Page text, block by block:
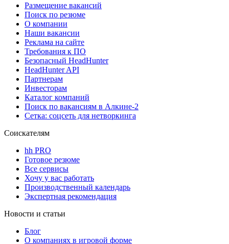
Размещение вакансий
Поиск по резюме
О компании
Наши вакансии
Реклама на сайте
Требования к ПО
Безопасный HeadHunter
HeadHunter API
Партнерам
Инвесторам
Каталог компаний
Поиск по вакансиям в Алкине-2
Сетка: соцсеть для нетворкинга
Соискателям
hh PRO
Готовое резюме
Все сервисы
Хочу у вас работать
Производственный календарь
Экспертная рекомендация
Новости и статьи
Блог
О компаниях в игровой форме